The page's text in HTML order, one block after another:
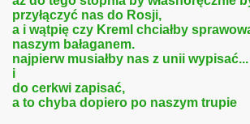
przyłączyć nas do Rosji,
a i wątpię czy Kreml chciałby
naszym bałaganem.
najpierw musiałby nas z unii wypisać...
i
do cerkwi zapisać,
a to chyba dopiero po naszym trupie